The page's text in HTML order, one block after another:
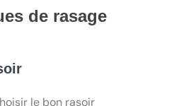
de rasage
le bon rasoir